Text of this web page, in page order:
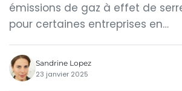
émissions de gaz à effet de
pour certaines entreprises en…
Sandrine Lopez
23 janvier 2025